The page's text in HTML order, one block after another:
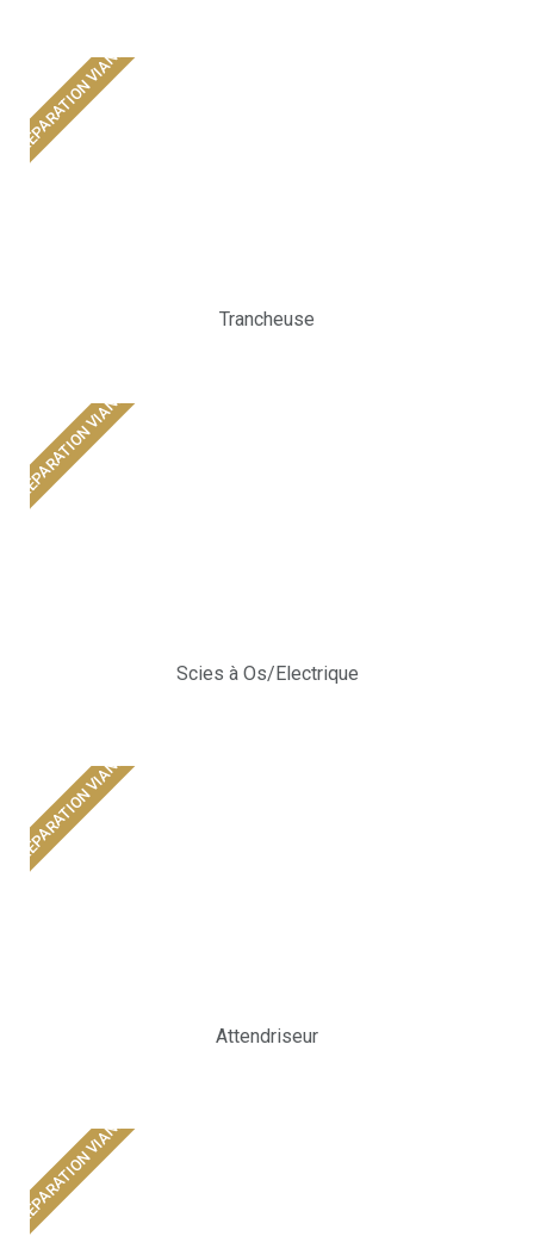
Trancheuse
PRÉPARATION VIANDE
Scies à Os/Electrique
PRÉPARATION VIANDE
Attendriseur
PRÉPARATION VIANDE
PRÉPARATION VIANDE